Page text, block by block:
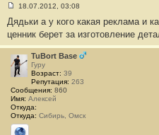
о
о
б
щ
е
н
и
#
1
0
18.07.2012, 03:08
Дядьки а у кого какая реклама и
ценник берет за изготовление
TuBort Base
Гуру
Возраст: 39
Репутация: 263
Сообщения: 860
Имя: Алексей
Откуда:
Откуда: Сибирь, Омск